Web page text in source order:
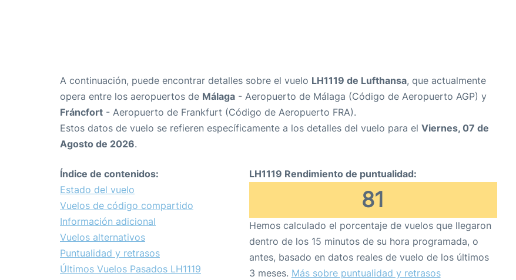
A continuación, puede encontrar detalles sobre el vuelo LH1119 de Lufthansa, que actualmente
opera entre los aeropuertos de Málaga - Aeropuerto de Málaga (Código de Aeropuerto AGP) y
Fráncfort - Aeropuerto de Frankfurt (Código de Aeropuerto FRA).
Estos datos de vuelo se refieren específicamente a los detalles del vuelo para el Viernes, 07 de
Agosto de 2026.
Índice de contenidos:
Estado del vuelo
Vuelos de código compartido
Información adicional
Vuelos alternativos
Puntualidad y retrasos
Últimos Vuelos Pasados LH1119
LH1119 Rendimiento de puntualidad:
81
Hemos calculado el porcentaje de vuelos que llegaron
dentro de los 15 minutos de su hora programada, o
antes, basado en datos reales de vuelo de los últimos
3 meses. Más sobre puntualidad y retrasos